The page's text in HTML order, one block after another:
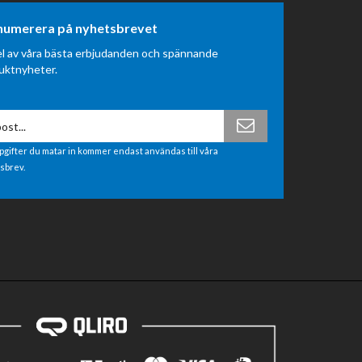
på nyhetsbrevet
av våra bästa erbjudanden och spännande
du matar in kommer endast användas till våra